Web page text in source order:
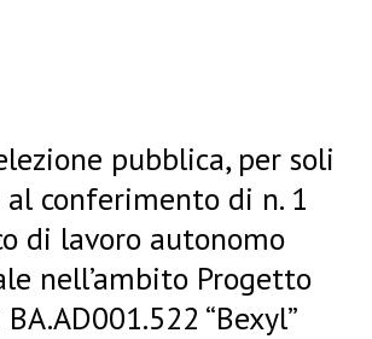
pubblica, per soli
conferimento di n. 1
di lavoro autonomo
nell’ambito Progetto
“Bexyl”